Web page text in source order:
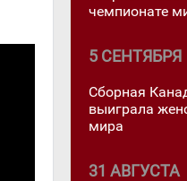
чемпионате
5 СЕНТЯБРЯ
Сборная
выиграла
мира
31 АВГУСТА